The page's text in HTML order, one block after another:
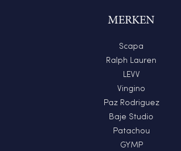
MERKEN
Scapa
Ralph Lauren
LEVV
Vingino
Paz Rodriguez
Baje Studio
Patachou
GYMP